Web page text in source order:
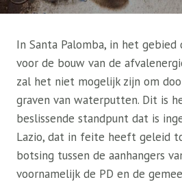
In Santa Palomba, in het gebied
voor de bouw van de
zal het niet mogelijk zijn om
graven van waterputten. Dit is
beslissende standpunt dat is
Lazio, dat in feite heeft geleid
botsing tussen de aanhangers
voornamelijk de PD en de